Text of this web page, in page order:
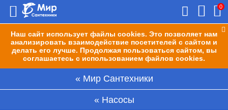
Наш сайт использует файлы cookies. Это позволяет нам
анализировать взаимодействие посетителей с сайтом и
делать его лучше. Продолжая пользоваться сайтом, вы
соглашаетесь с использованием файлов cookies.
0
Мир Сантехники
Насосы